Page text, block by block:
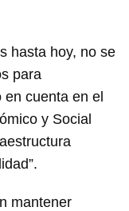
has de
CANCELAR
hasta hoy, no se
para
en cuenta en el
y Social
mantener